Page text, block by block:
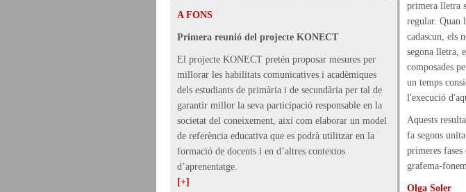
A FONS
Primera reunió del projecte KONECT
El projecte KONECT pretén proposar mesures per
millorar les habilitats comunicatives i acadèmiques
dels estudiants de primària i de secundària per tal de
garantir millor la seva participació responsable en la
societat del coneixement, així com elaborar un model
de referència educativa que es podrà utilitzar en la
formació de docents i en d’altres contextos
d’aprenentatge.
[+]
primera lletra
regular. Quan
cadascun, els
segona lletra,
composades
un temps
l'execució
Aquests
fa segons
primeres
grafema-
Olga Soler